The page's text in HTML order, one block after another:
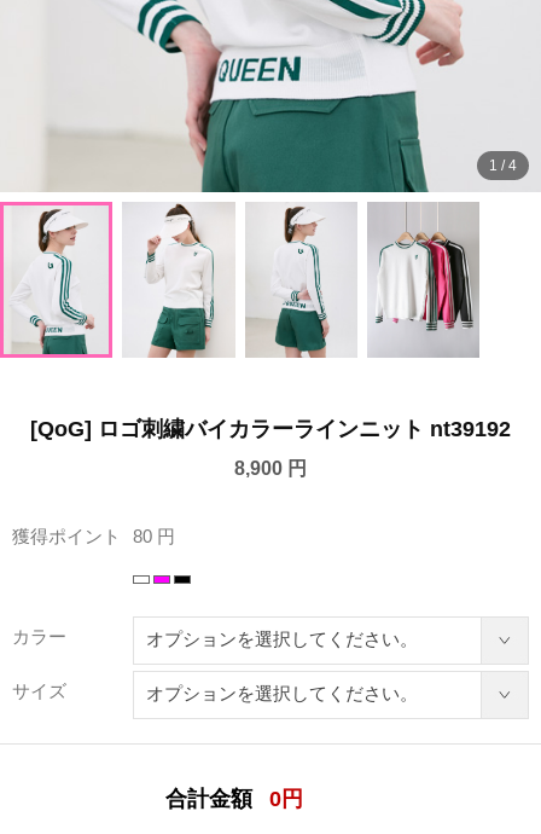
1 /4
[QoG] ロゴ刺繍バイカラーラインニット nt39192
8,900 円
獲得ポイント 80 円
カラー
サイズ
合計金額 0 円